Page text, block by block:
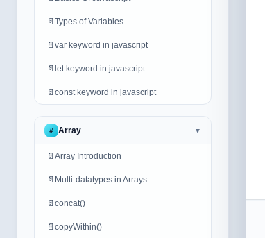
📄 Types of Variables
📄 var keyword in javascript
📄 let keyword in javascript
📄 const keyword in javascript
# Array ▼
📄 Array Introduction
📄 Multi-datatypes in Arrays
📄 concat()
📄 copyWithin()